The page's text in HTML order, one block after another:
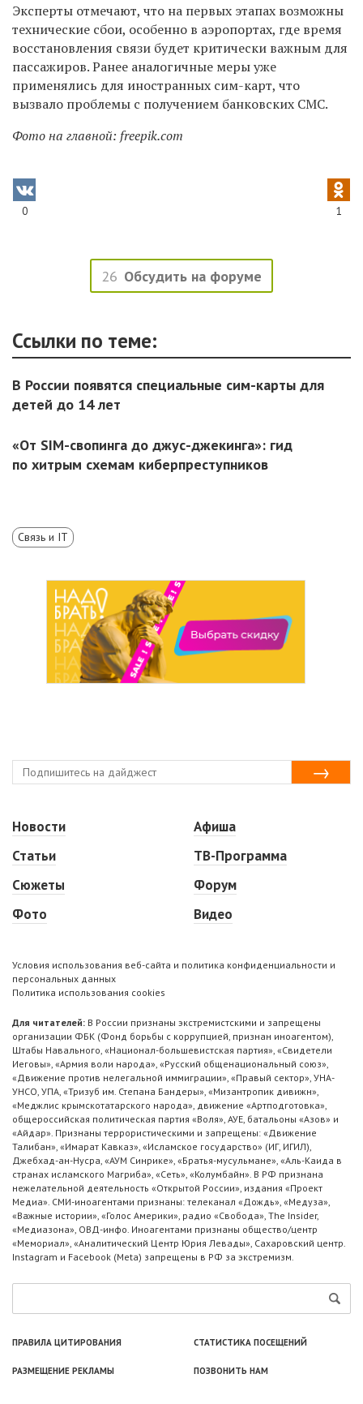
Эксперты отмечают, что на первых этапах возможны
технические сбои, особенно в аэропортах, где время
восстановления связи будет критически важным для
пассажиров. Ранее аналогичные меры уже
применялись для иностранных сим-карт, что
вызвало проблемы с получением банковских СМС.
Фото на главной: freepik.com
0 1
26 Обсудить на форуме
Ссылки по теме:
В России появятся специальные сим-карты для
детей до 14 лет
«От SIM-свопинга до джус-джекинга»: гид
по хитрым схемам киберпреступников
Связь и IT
Новости
Статьи
Сюжеты
Фото
Афиша
ТВ-Программа
Форум
Видео
Условия использования веб-сайта и политика конфиденциальности и
персональных данных
Политика использования cookies
Для читателей: В России признаны экстремистскими и запрещены
организации ФБК (Фонд борьбы с коррупцией, признан иноагентом),
Штабы Навального, «Национал-большевистская партия», «Свидетели
Иеговы», «Армия воли народа», «Русский общенациональный союз»,
«Движение против нелегальной иммиграции», «Правый сектор», УНА-
УНСО, УПА, «Тризуб им. Степана Бандеры», «Мизантропик дивижн»,
«Меджлис крымскотатарского народа», движение «Артподготовка»,
общероссийская политическая партия «Воля», АУЕ, батальоны «Азов» и
«Айдар». Признаны террористическими и запрещены: «Движение
Талибан», «Имарат Кавказ», «Исламское государство» (ИГ, ИГИЛ),
Джебхад-ан-Нусра, «АУМ Синрике», «Братья-мусульмане», «Аль-Каида в
странах исламского Магриба», «Сеть», «Колумбайн». В РФ признана
нежелательной деятельность «Открытой России», издания «Проект
Медиа». СМИ-иноагентами признаны: телеканал «Дождь», «Медуза»,
«Важные истории», «Голос Америки», радио «Свобода», The Insider,
«Медиазона», ОВД-инфо. Иноагентами признаны общество/центр
«Мемориал», «Аналитический Центр Юрия Левады», Сахаровский центр.
Instagram и Facebook (Metа) запрещены в РФ за экстремизм.
ПРАВИЛА ЦИТИРОВАНИЯ СТАТИСТИКА ПОСЕЩЕНИЙ
РАЗМЕЩЕНИЕ РЕКЛАМЫ ПОЗВОНИТЬ НАМ